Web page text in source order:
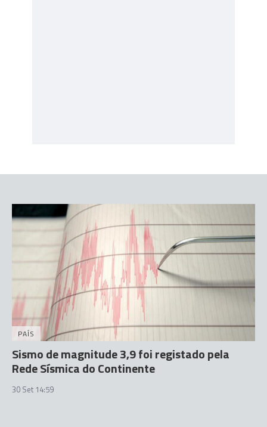
PAÍS
Sismo de magnitude 3,9 foi registado pela
Rede Sísmica do Continente
30 Set 14:59